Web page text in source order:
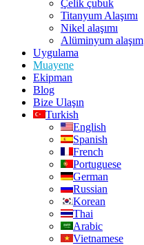
Çelik çubuk
Titanyum Alaşımı
Nikel alaşımı
Alüminyum alaşım
Uygulama
Muayene
Ekipman
Blog
Bize Ulaşın
Turkish
English
Spanish
French
Portuguese
German
Russian
Korean
Thai
Arabic
Vietnamese